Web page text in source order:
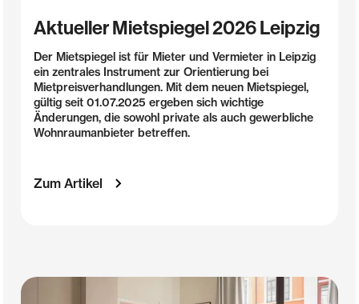
Aktueller Mietspiegel 2026 Leipzig
Der Mietspiegel ist für Mieter und Vermieter in Leipzig
ein zentrales Instrument zur Orientierung bei
Mietpreisverhandlungen. Mit dem neuen Mietspiegel,
gültig seit 01.07.2025 ergeben sich wichtige
Änderungen, die sowohl private als auch gewerbliche
Wohnraumanbieter betreffen.
Zum Artikel